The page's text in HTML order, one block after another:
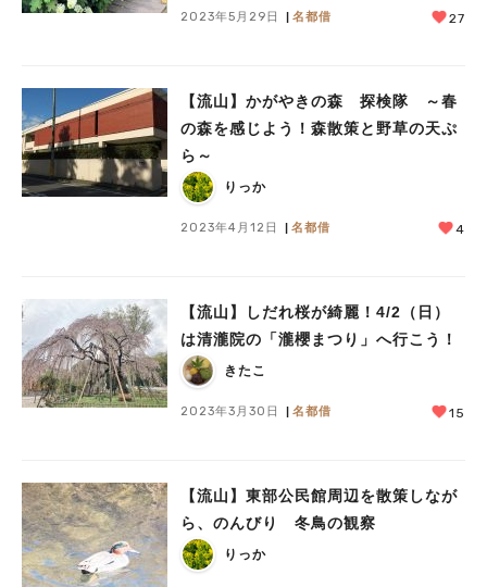
2023年5月29日 名都借 27
【流山】かがやきの森 探検隊 ～春
の森を感じよう！森散策と野草の天ぷ
ら～
りっか
2023年4月12日 名都借 4
【流山】しだれ桜が綺麗！4/2（日）
は清瀧院の「瀧櫻まつり」へ行こう！
きたこ
2023年3月30日 名都借 15
【流山】東部公民館周辺を散策しなが
ら、のんびり 冬鳥の観察
りっか